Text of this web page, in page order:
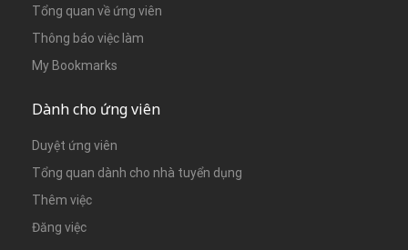
Tổng quan về ứng viên
Thông báo việc làm
My Bookmarks
Dành cho ứng viên
Duyệt ứng viên
Tổng quan dành cho nhà tuyển dụng
Thêm việc
Đăng việc